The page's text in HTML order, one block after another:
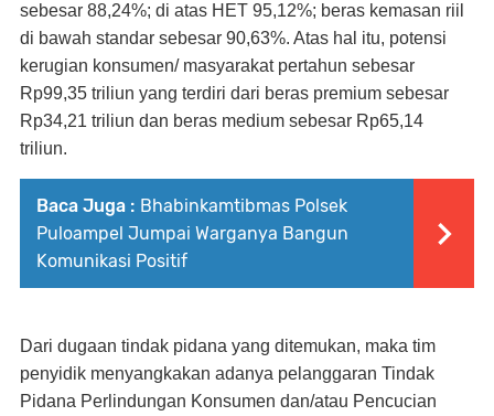
sebesar 88,24%; di atas HET 95,12%; beras kemasan riil
di bawah standar sebesar 90,63%. Atas hal itu, potensi
kerugian konsumen/ masyarakat pertahun sebesar
Rp99,35 triliun yang terdiri dari beras premium sebesar
Rp34,21 triliun dan beras medium sebesar Rp65,14
triliun.
Baca Juga : Bhabinkamtibmas Polsek
Puloampel Jumpai Warganya Bangun
Komunikasi Positif
Dari dugaan tindak pidana yang ditemukan, maka tim
penyidik menyangkakan adanya pelanggaran Tindak
Pidana Perlindungan Konsumen dan/atau Pencucian